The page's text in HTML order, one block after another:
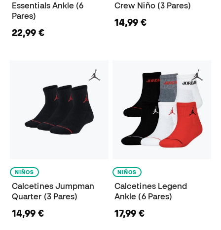
Essentials Ankle (6
Pares)
22,99 €
Crew Niño (3 Pares)
14,99 €
NIÑOS
Calcetines Jumpman
Quarter (3 Pares)
14,99 €
NIÑOS
Calcetines Legend
Ankle (6 Pares)
17,99 €